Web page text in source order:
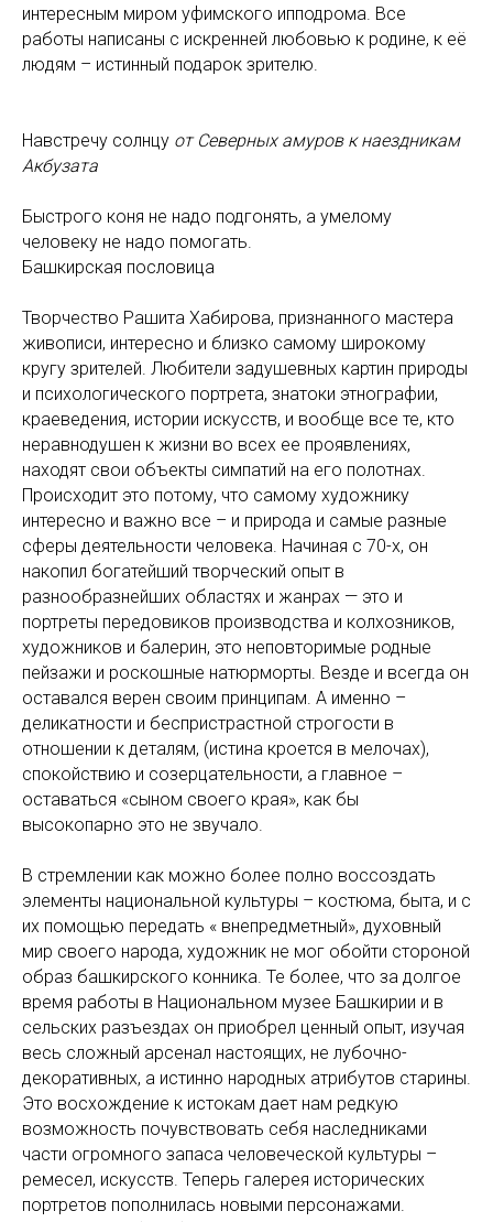
интересным миром уфимского ипподрома. Все
работы написаны с искренней любовью к родине, к её
людям – истинный подарок зрителю.
Навстречу солнцу от Северных амуров к наездникам
Акбузата
Быстрого коня не надо подгонять, а умелому
человеку не надо помогать.
Башкирская пословица
Творчество Рашита Хабирова, признанного мастера
живописи, интересно и близко самому широкому
кругу зрителей. Любители задушевных картин природы
и психологического портрета, знатоки этнографии,
краеведения, истории искусств, и вообще все те, кто
неравнодушен к жизни во всех ее проявлениях,
находят свои объекты симпатий на его полотнах.
Происходит это потому, что самому художнику
интересно и важно все – и природа и самые разные
сферы деятельности человека. Начиная с 70-х, он
накопил богатейший творческий опыт в
разнообразнейших областях и жанрах — это и
портреты передовиков производства и колхозников,
художников и балерин, это неповторимые родные
пейзажи и роскошные натюрморты. Везде и всегда он
оставался верен своим принципам. А именно –
деликатности и беспристрастной строгости в
отношении к деталям, (истина кроется в мелочах),
спокойствию и созерцательности, а главное –
оставаться «сыном своего края», как бы
высокопарно это не звучало.
В стремлении как можно более полно воссоздать
элементы национальной культуры – костюма, быта, и с
их помощью передать « внепредметный», духовный
мир своего народа, художник не мог обойти стороной
образ башкирского конника. Те более, что за долгое
время работы в Национальном музее Башкирии и в
сельских разъездах он приобрел ценный опыт, изучая
весь сложный арсенал настоящих, не лубочно-
декоративных, а истинно народных атрибутов старины.
Это восхождение к истокам дает нам редкую
возможность почувствовать себя наследниками
части огромного запаса человеческой культуры –
ремесел, искусств. Теперь галерея исторических
портретов пополнилась новыми персонажами.